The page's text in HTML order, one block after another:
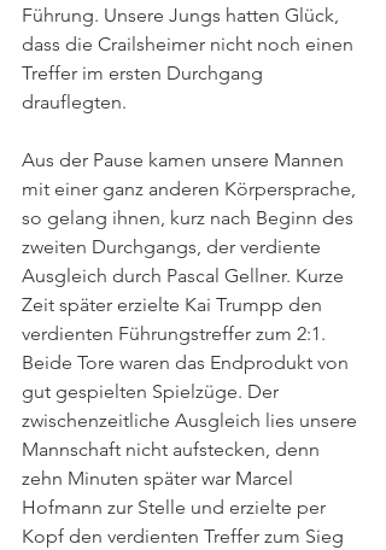
Führung. Unsere Jungs hatten Glück,
dass die Crailsheimer nicht noch einen
Treffer im ersten Durchgang
drauflegten.
Aus der Pause kamen unsere Mannen
mit einer ganz anderen Körpersprache,
so gelang ihnen, kurz nach Beginn des
zweiten Durchgangs, der verdiente
Ausgleich durch Pascal Gellner. Kurze
Zeit später erzielte Kai Trumpp den
verdienten Führungstreffer zum 2:1.
Beide Tore waren das Endprodukt von
gut gespielten Spielzüge. Der
zwischenzeitliche Ausgleich lies unsere
Mannschaft nicht aufstecken, denn
zehn Minuten später war Marcel
Hofmann zur Stelle und erzielte per
Kopf den verdienten Treffer zum Sieg